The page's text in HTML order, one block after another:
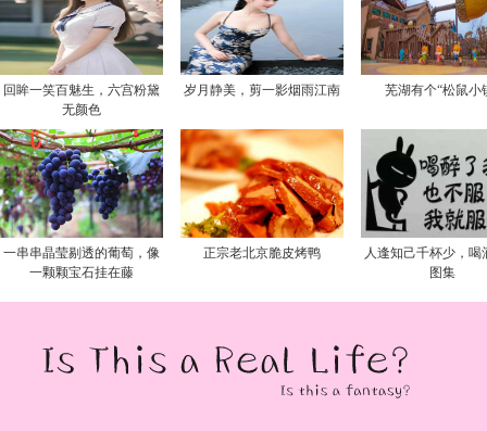
回眸一笑百魅生，六宫粉黛
无颜色
岁月静美，剪一影烟雨江南 芜湖有个“松鼠小
一串串晶莹剔透的葡萄，像
一颗颗宝石挂在藤
正宗老北京脆皮烤鸭
人逢知己千杯少，喝
图集